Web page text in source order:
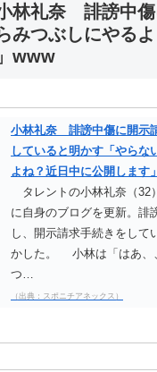
小林礼奈 誹謗中
みつぶしにやる
www
小林礼奈 誹謗中傷に開示
していると明かす「やらな
よね？近日中に公開します」
タレントの小林礼奈（32
に自身のブログを更新。誹
し、開示請求手続きをして
かした。 小林は「はあ、
つ…
（出典：スポニチアネックス）